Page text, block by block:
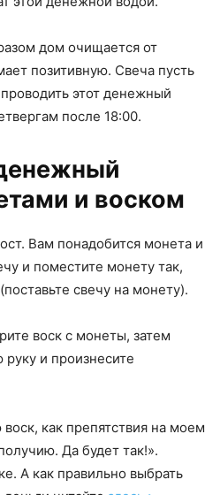
дом очищается от
позитивную. Свеча пусть
этот денежный
после 18:00.
и воском
Вам понадобится монета и
и поместите монету так,
свечу на монету).
воск с монеты, затем
и произнесите
как препятствия на моем
Да будет так!».
А как правильно выбрать